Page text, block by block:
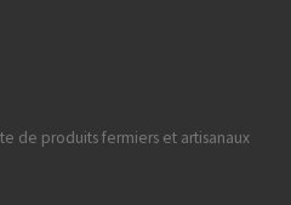
de produits fermiers et artisanaux